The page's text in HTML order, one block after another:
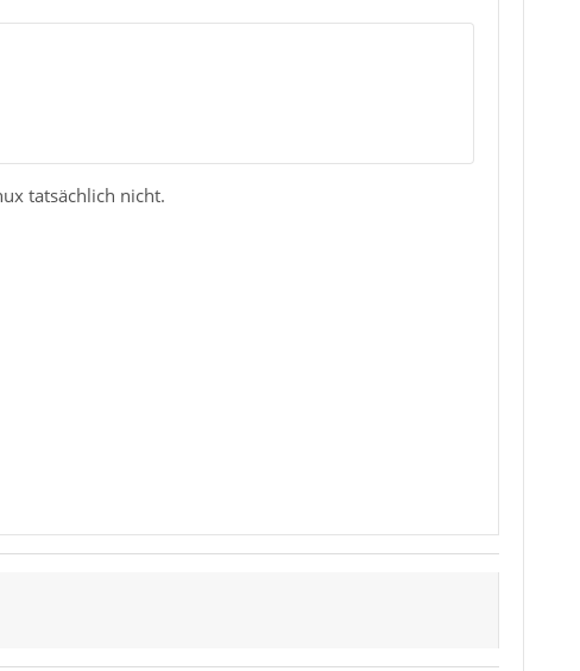
tatsächlich nicht.